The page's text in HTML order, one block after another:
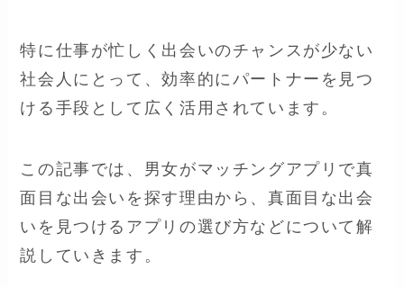
特に仕事が忙しく出会いのチャンスが少ない
社会人にとって、効率的にパートナーを見つ
ける手段として広く活用されています。
この記事では、男女がマッチングアプリで真
面目な出会いを探す理由から、真面目な出会
いを見つけるアプリの選び方などについて解
説していきます。